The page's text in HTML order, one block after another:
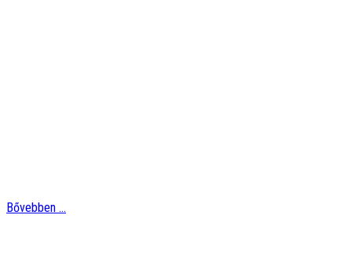
Bővebben ...